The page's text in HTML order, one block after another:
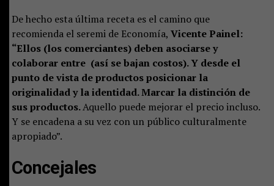
De hecho esta última receta es el camino que
recomienda el seremi de Economía, Vicente Painel:
“Ellos (los comerciantes) deben asociarse y
colaborar entre (así se bajan costos). Y desde el
punto de vista de productos posicionar la
originalidad y la identidad. Marcar la distinción de
sus productos.Aquello puede mejorar el precio incluso.
Y se encadena a su vez con un público culturalmente
apropiado”.
Concejales